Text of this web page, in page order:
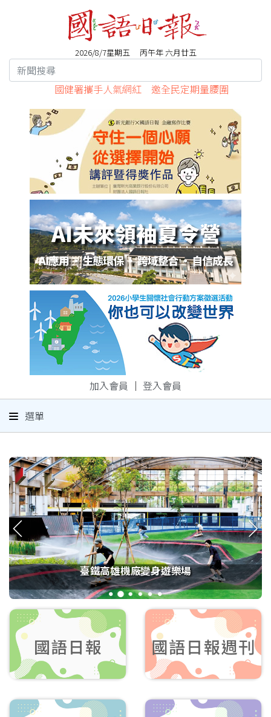
2026/8/7星期五 丙午年 六月廿五
國健署攜手人氣網紅 邀全民定期量腰圍
加入會員 ｜ 登入會員
選單
臺鐵高雄機廠變身遊樂場
1 3 4 5 6